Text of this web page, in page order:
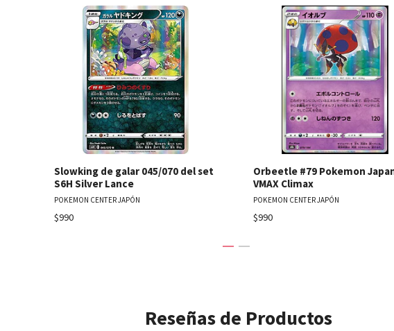
Ver detalles
Slowking de galar 045/070 del set
S6H Silver Lance
POKEMON CENTER JAPÓN
$990
Ver
Orbeetle #79 Pokemon
VMAX Climax
POKEMON CENTER JAPÓN
$990
Reseñas de Productos